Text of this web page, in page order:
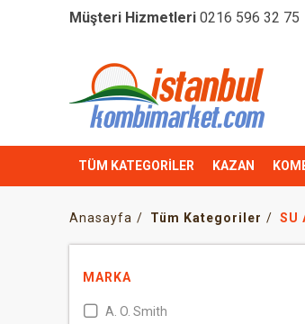
Müşteri Hizmetleri 0216 596 32 75
TÜM KATEGORİLER KAZAN
Anasayfa Tüm Kategoriler SU
MARKA
A. O. Smith